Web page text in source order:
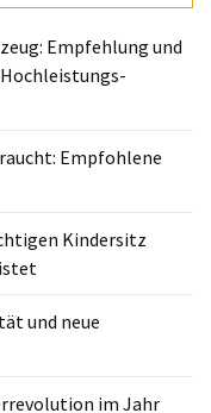
Empfehlung und
Empfohlene
Kindersitz
und neue
im Jahr